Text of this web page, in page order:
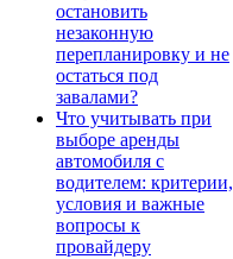
остановить
незаконную
перепланировку и не
остаться под
завалами?
Что учитывать при
выборе аренды
автомобиля с
водителем: критерии,
условия и важные
вопросы к
провайдеру